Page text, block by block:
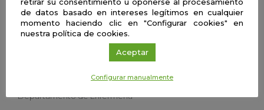
eso nos da reconocimiento.
Aficiones
Me gusta el mar, ver los atardeceres y pasar tiempo con mi
Centro o departamento
Departamento de Enfermería
de datos basado en intereses legítimos en cualquier
momento haciendo clic en "Configurar cookies" en
nuestra política de cookies.
Aceptar
Configurar manualmente